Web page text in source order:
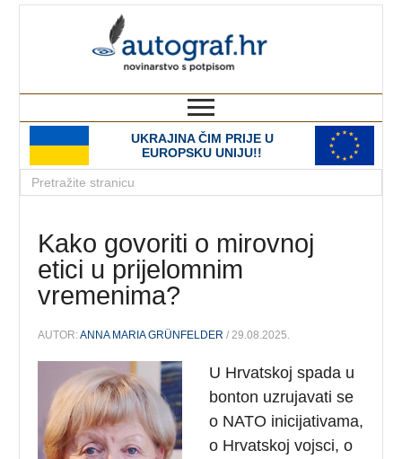
UKRAJINA ČIM PRIJE U
EUROPSKU UNIJU!!
Kako govoriti o mirovnoj
etici u prijelomnim
vremenima?
AUTOR:ANNA MARIA GRÜNFELDER / 29.08.2025.
U Hrvatskoj spada u
bonton uzrujavati se
o NATO inicijativama,
o Hrvatskoj vojsci, o